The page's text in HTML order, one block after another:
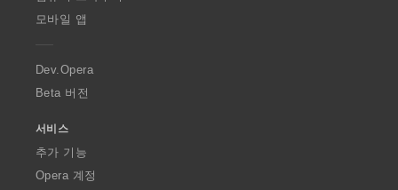
p
a
모바일 앱
Dev.Opera
Beta 버전
서비스
추가 기능
Opera 계정